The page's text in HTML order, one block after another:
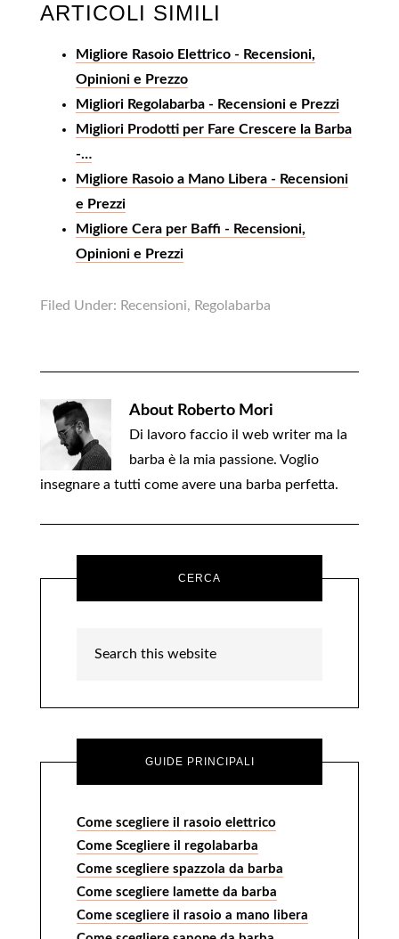
ARTICOLI SIMILI
Migliore Rasoio Elettrico - Recensioni,
Opinioni e Prezzo
Migliori Regolabarba - Recensioni e Prezzi
Migliori Prodotti per Fare Crescere la Barba
-…
Migliore Rasoio a Mano Libera - Recensioni
e Prezzi
Migliore Cera per Baffi - Recensioni,
Opinioni e Prezzi
Filed Under: Recensioni, Regolabarba
About Roberto Mori
Di lavoro faccio il web writer ma la
barba è la mia passione. Voglio
insegnare a tutti come avere una barba perfetta.
CERCA
GUIDE PRINCIPALI
Come scegliere il rasoio elettrico
Come Scegliere il regolabarba
Come scegliere spazzola da barba
Come scegliere lamette da barba
Come scegliere il rasoio a mano libera